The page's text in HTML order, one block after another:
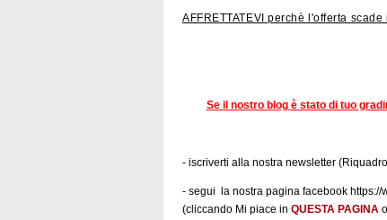
AFFRETTATEVI perchè l'offerta
Se il nostro blog è stato di tuo
- iscriverti alla nostra newsletter
- segui la nostra pagina facebook
(cliccando Mi piace in QUESTA PAGINA